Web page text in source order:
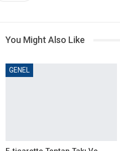
You Might Also Like
GENEL